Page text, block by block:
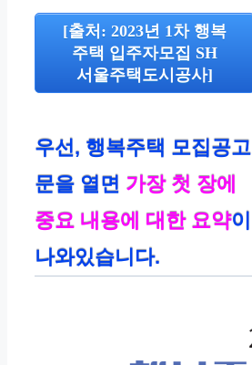
[출처: 2023년 1차 행복
주택 입주자모집 SH
서울주택도시공사]
우선, 행복주택 모집공고
문을 열면 가장 첫 장에
중요 내용에 대한 요약이
나와있습니다.